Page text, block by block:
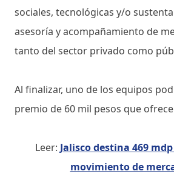
sociales, tecnológicas y/o
asesoría y acompañamiento de
tanto del sector privado como
Al finalizar, uno de los equipos
premio de 60 mil pesos que
Leer: Jalisco destina 469
movimiento de